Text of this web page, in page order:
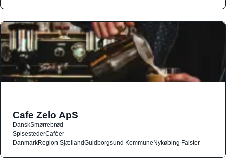
Cafe Zelo ApS
DanskSmørrebrød
SpisestederCaféer
DanmarkRegion SjællandGuldborgsund KommuneNykøbing Falster